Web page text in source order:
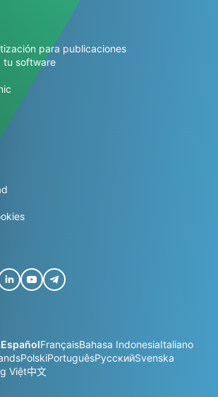
para publicaciones
tu software
EspañolFrançaisBahasa IndonesiaItaliano
PolskiPortuguêsРусскийSvenska
Việt中文